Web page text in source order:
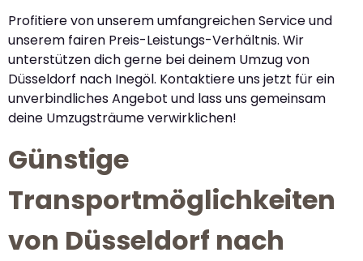
Profitiere von unserem umfangreichen Service und
unserem fairen Preis-Leistungs-Verhältnis. Wir
unterstützen dich gerne bei deinem Umzug von
Düsseldorf nach Inegöl. Kontaktiere uns jetzt für ein
unverbindliches Angebot und lass uns gemeinsam
deine Umzugsträume verwirklichen!
Günstige
Transportmöglichkeiten
von Düsseldorf nach